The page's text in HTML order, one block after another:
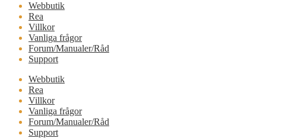
Webbutik
Rea
Villkor
Vanliga frågor
Forum/Manualer/Råd
Support
Webbutik
Rea
Villkor
Vanliga frågor
Forum/Manualer/Råd
Support